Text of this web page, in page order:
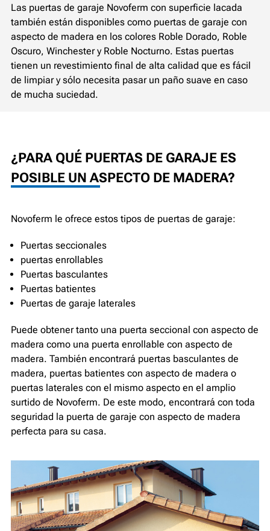
Las puertas de garaje Novoferm con superficie lacada
también están disponibles como puertas de garaje con
aspecto de madera en los colores Roble Dorado, Roble
Oscuro, Winchester y Roble Nocturno. Estas puertas
tienen un revestimiento final de alta calidad que es fácil
de limpiar y sólo necesita pasar un paño suave en caso
de mucha suciedad.
¿PARA QUÉ PUERTAS DE GARAJE ES
POSIBLE UN ASPECTO DE MADERA?
Novoferm le ofrece estos tipos de puertas de garaje:
Puertas seccionales
puertas enrollables
Puertas basculantes
Puertas batientes
Puertas de garaje laterales
Puede obtener tanto una puerta seccional con aspecto de
madera como una puerta enrollable con aspecto de
madera. También encontrará puertas basculantes de
madera, puertas batientes con aspecto de madera o
puertas laterales con el mismo aspecto en el amplio
surtido de Novoferm. De este modo, encontrará con toda
seguridad la puerta de garaje con aspecto de madera
perfecta para su casa.